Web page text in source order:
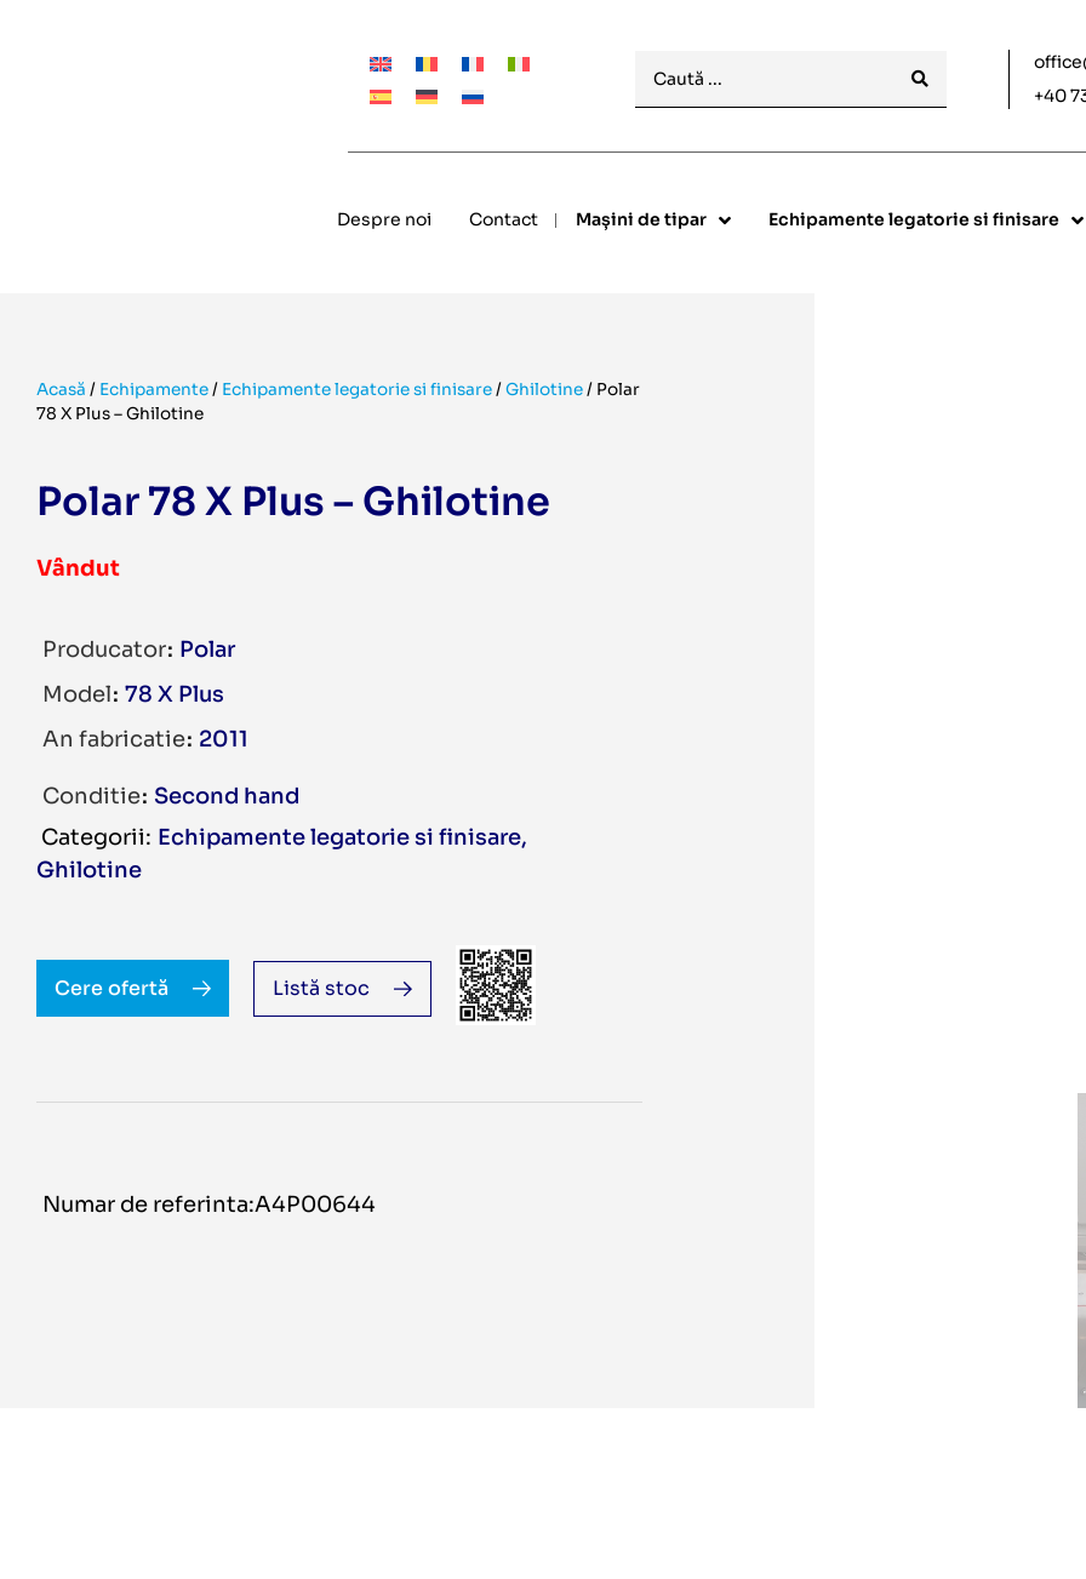
+40
Despre noi Contact Mașini de tipar Echipamente legatorie si finisare
Acasă / Echipamente/ Echipamente legatorie si finisare/Ghilotine/ Polar
78 X Plus – Ghilotine
Polar 78 X Plus – Ghilotine
Vândut
Producator Polar
Model 78 X Plus
An fabricatie 2011
Conditie Second hand
Echipamente legatorie si finisare
Ghilotine
Cere ofertă Listă stoc
Numar de referinta:A4P00644